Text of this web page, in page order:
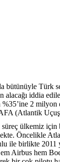
bütünüyle Türk
alacağı iddia
2 milyon
(Atlantik
ülkemiz için
Öncelikle
ile birlikte 2011
Airbus hem